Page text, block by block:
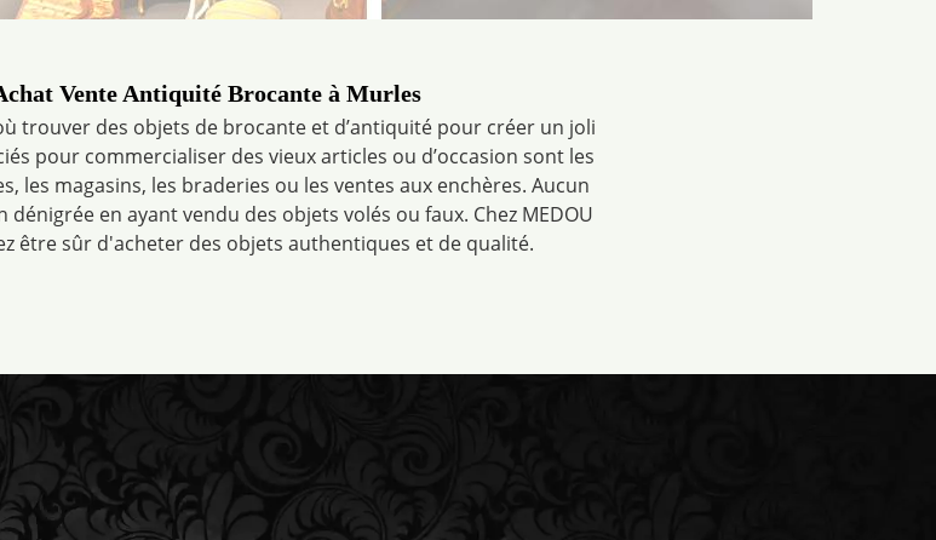
Vente Antiquité Brocante à Murles
trouver des objets de brocante et d’antiquité pour créer un joli
pour commercialiser des vieux articles ou d’occasion sont les
les magasins, les braderies ou les ventes aux enchères. Aucun
en ayant vendu des objets volés ou faux. Chez MEDOU
être sûr d'acheter des objets authentiques et de qualité.